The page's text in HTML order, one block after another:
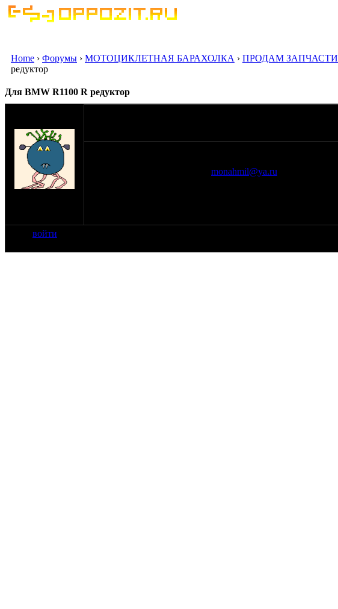
Home › Форумы › МОТОЦИКЛЕТНАЯ БАРАХОЛКА › ПРОДАМ ЗАПЧАСТИ
редуктор
Для BMW R1100 R редуктор
monahmil@ya.ru
войти